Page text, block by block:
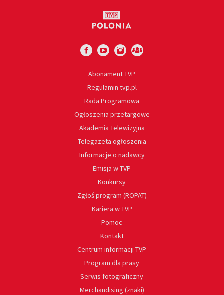
Abonament TVP
Regulamin tvp.pl
Rada Programowa
Ogłoszenia przetargowe
Akademia Telewizyjna
Telegazeta ogłoszenia
Informacje o nadawcy
Emisja w TVP
Konkursy
Zgłoś program (ROPAT)
Kariera w TVP
Pomoc
Kontakt
Centrum informacji TVP
Program dla prasy
Serwis fotograficzny
Merchandising (znaki)